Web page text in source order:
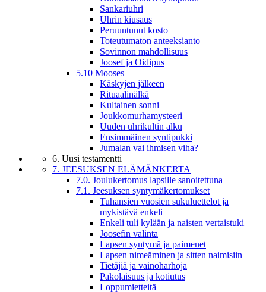
Sankariuhri
Uhrin kiusaus
Peruuntunut kosto
Toteutumaton anteeksianto
Sovinnon mahdollisuus
Joosef ja Oidipus
5.10 Mooses
Käskyjen jälkeen
Rituaalinälkä
Kultainen sonni
Joukkomurhamysteeri
Uuden uhrikultin alku
Ensimmäinen syntipukki
Jumalan vai ihmisen viha?
6. Uusi testamentti
7. JEESUKSEN ELÄMÄNKERTA
7.0. Joulukertomus lapsille sanoitettuna
7.1. Jeesuksen syntymäkertomukset
Tuhansien vuosien sukuluettelot ja
mykistävä enkeli
Enkeli tuli kylään ja naisten vertaistuki
Joosefin valinta
Lapsen syntymä ja paimenet
Lapsen nimeäminen ja sitten naimisiin
Tietäjiä ja vainoharhoja
Pakolaisuus ja kotiutus
Loppumietteitä